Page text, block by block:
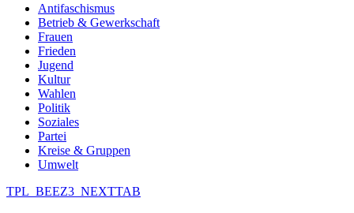
Antifaschismus
Betrieb & Gewerkschaft
Frauen
Frieden
Jugend
Kultur
Wahlen
Politik
Soziales
Partei
Kreise & Gruppen
Umwelt
TPL_BEEZ3_NEXTTAB